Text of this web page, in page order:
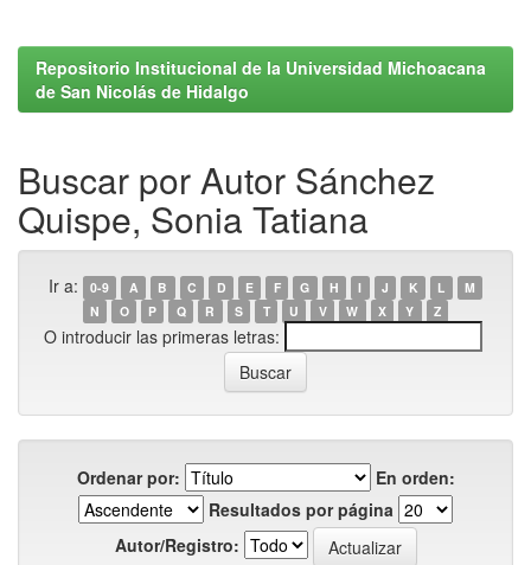
Repositorio Institucional de la Universidad Michoacana
de San Nicolás de Hidalgo
Buscar por Autor Sánchez
Quispe, Sonia Tatiana
Ir a: 0-9 A B C D E F G H I J K L
M
N
O P Q R S T U V W X Y Z
O introducir las primeras letras:
Ordenar por:
En orden:
Resultados por página
Autor/Registro: